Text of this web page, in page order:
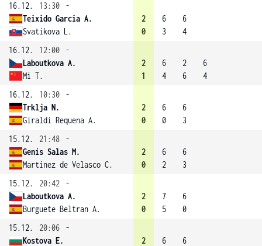
16.12.
13:30
-
Teixido Garcia A.
Svatikova L.
2
0
6
3
6
4
16.12.
12:00
-
Laboutkova A.
Mi T.
2
1
6
4
2
6
6
4
16.12.
10:30
-
Trklja N.
Giraldi Requena A.
2
0
6
0
6
3
15.12.
21:48
-
Genís Salas M.
Martinez de Velasco C.
2
0
6
2
6
3
15.12.
20:42
-
Laboutkova A.
Burguete Beltran A.
2
0
7
5
6
0
15.12.
20:06
-
Kostova E.
2
6
6